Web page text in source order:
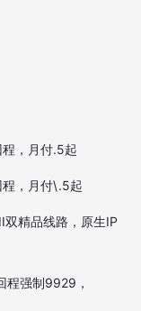
，月付.5起
程，月付\.5起
双精品线路，原生IP
程强制9929，